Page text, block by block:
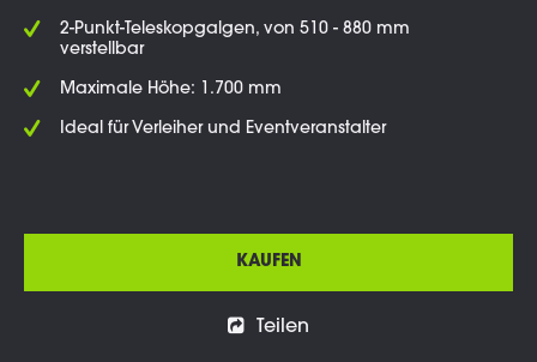
2-Punkt-Teleskopgalgen, von 510 - 880 mm
verstellbar
Maximale Höhe: 1.700 mm
Ideal für Verleiher und Eventveranstalter
KAUFEN
Teilen